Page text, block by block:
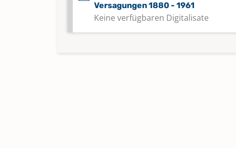
Versagungen 1880 - 1961
Keine verfügbaren Digitalisate